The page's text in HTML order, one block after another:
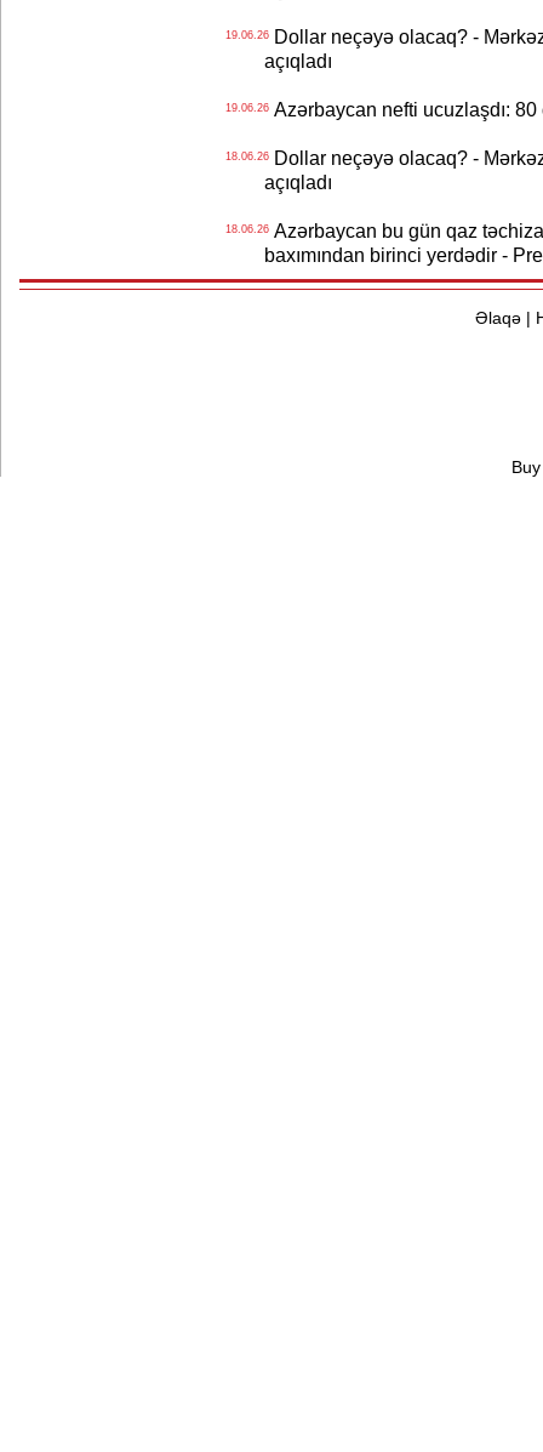
19.06.26Dollar neçəyə olacaq? -
açıqladı
19.06.26Azərbaycan nefti ucuzlaşdı: 80
18.06.26Dollar neçəyə olacaq? -
açıqladı
18.06.26Azərbaycan bu gün qaz
baxımından birinci yerdədir -
Əlaqə|